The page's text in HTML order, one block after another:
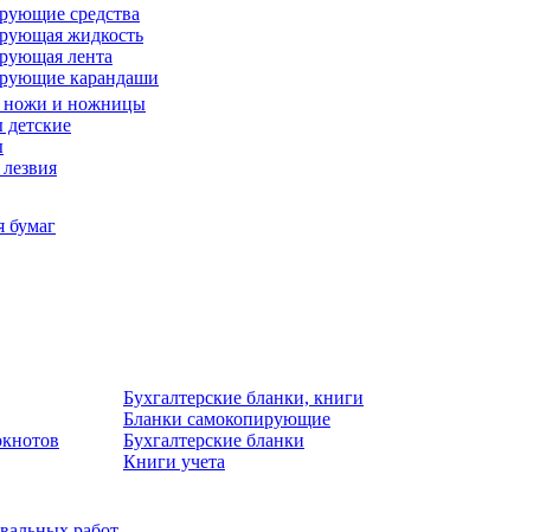
средства
жидкость
лента
карандаши
и ножницы
бумаг
Бухгалтерские бланки, книги
Бланки самокопирующие
Бухгалтерские бланки
Книги учета